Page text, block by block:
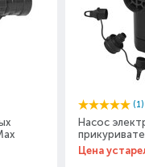
(1)
Насос
Цена